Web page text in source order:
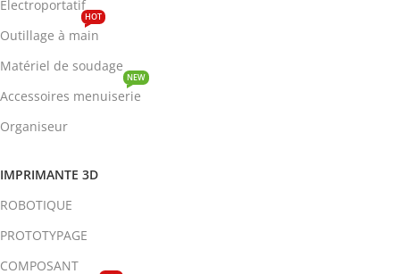
Electroportatif
Outillage à main
HOT
Matériel de soudage
Accessoires menuiserie
NEW
Organiseur
IMPRIMANTE 3D
ROBOTIQUE
PROTOTYPAGE
COMPOSANT